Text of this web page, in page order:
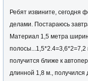
Ребят извините, сегодня
делами. Постараюсь
Материал 1,5 метра
получится ближе к
длинной 1,8 м.,